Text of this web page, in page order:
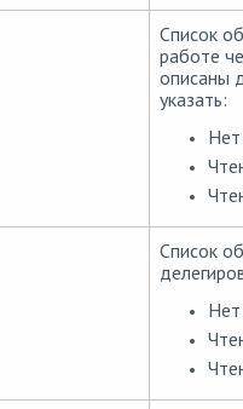
Список
работе
описаны
указать:
Список